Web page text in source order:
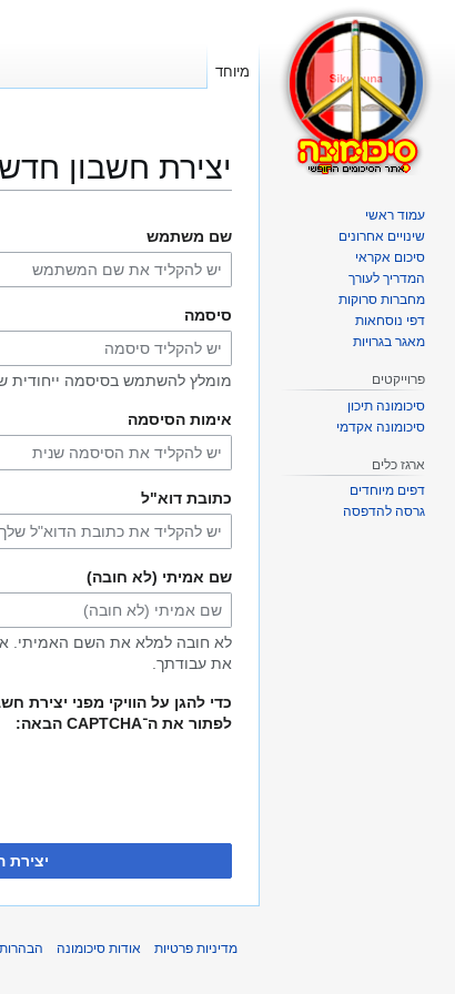
יצירת חשבון
לניווט
לחיפוש
שם משתמש
סיסמה
מומלץ להשתמש בסיסמה
אימות הסיסמה
כתובת דוא"ל
שם אמיתי (לא חובה)
לא חובה למלא את השם האמיתי.
את עבודתך.
כדי להגן על הוויקי מפני יצירת
לפתור את ה־CAPTCHA הבאה:
יצירת
מיוחד
עמוד ראשי
שינויים אחרונים
סיכום אקראי
המדריך לעורך
מחברות סרוקות
דפי נוסחאות
מאגר בגרויות
פרוייקטים
סיכומונה תיכון
סיכומונה אקדמי
ארגז כלים
דפים מיוחדים
גרסה להדפסה
מדיניות פרטיות אודות סיכומונה